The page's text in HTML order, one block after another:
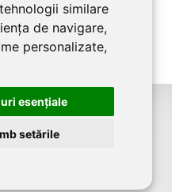
similare
de navigare,
personalizate,
esenţiale
setările